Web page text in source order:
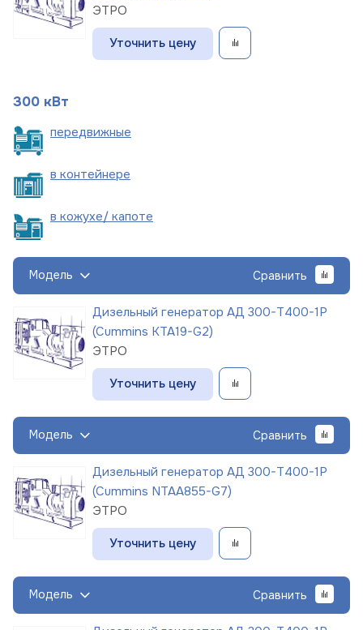
ЭТРО
Уточнить цену
300 кВт
передвижные
в контейнере
в кожухе/ капоте
Модель Сравнить
Дизельный генератор АД 300-Т400-1Р
(Cummins KTA19-G2)
ЭТРО
Уточнить цену
Модель Сравнить
Дизельный генератор АД 300-Т400-1Р
(Cummins NTAA855-G7)
ЭТРО
Уточнить цену
Модель Сравнить